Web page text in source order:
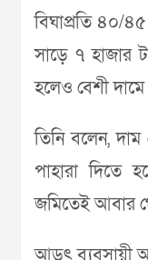
বিঘাপ্রতি ৪০/
সাড়ে ৭ হাজার
হলেও বেশী
তিনি বলেন,
পাহারা দিতে
জমিতেই আবার